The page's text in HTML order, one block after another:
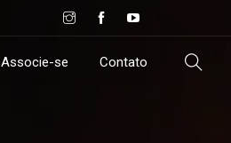
Associe-se Contato